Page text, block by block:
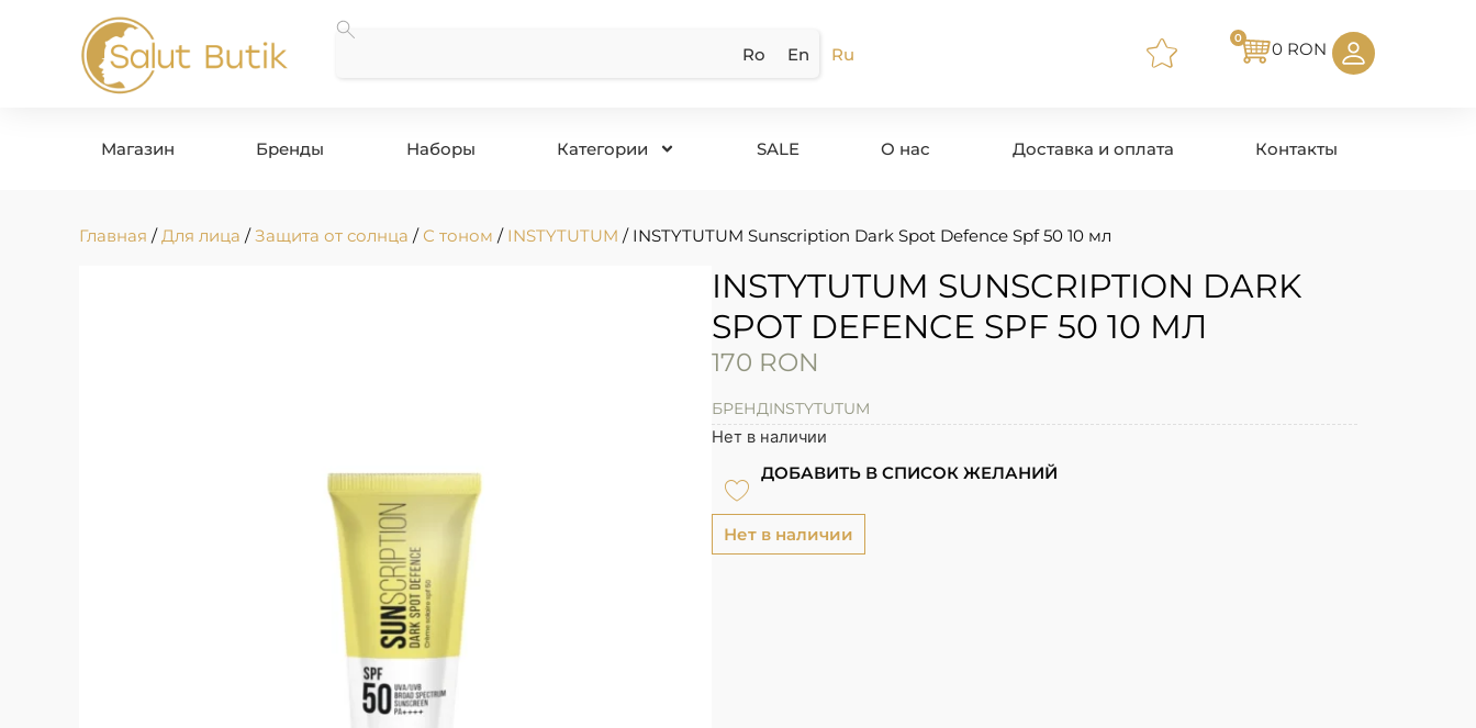
Ro En Ru 0 RON
0
Магазин Бренды Наборы Категории SALE О нас Доставка и оплата Контакты
Главная / Для лица /Защита от солнца / С тоном / INSTYTUTUM / INSTYTUTUM Sunscription Dark Spot Defence Spf 50 10 мл
INSTYTUTUM SUNSCRIPTION DARK
SPOT DEFENCE SPF 50 10 МЛ
170 RON
БРЕНДINSTYTUTUM
Нет в наличии
ДОБАВИТЬ В СПИСОК ЖЕЛАНИЙ
Нет в наличии